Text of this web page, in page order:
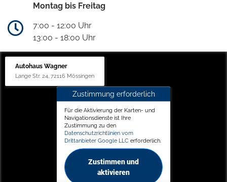
Montag bis Freitag
7:00 - 12:00 Uhr
13:00 - 18:00 Uhr
Autohaus Wagner
Lange Str. 24, 72116 Mössingen
Zustimmung erforderlich
Für die Aktivierung der Karten- und
Navigationsdienste ist Ihre
Zustimmung zu den
Datenschutzrichtlinien vom
Drittanbieter Google LLC erforderlich.
Zustimmen und
aktivieren